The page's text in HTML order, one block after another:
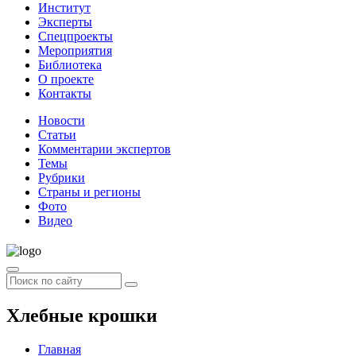
Институт
Эксперты
Спецпроекты
Мероприятия
Библиотека
О проекте
Контакты
Новости
Статьи
Комментарии экспертов
Темы
Рубрики
Страны и регионы
Фото
Видео
Хлебные крошки
Главная